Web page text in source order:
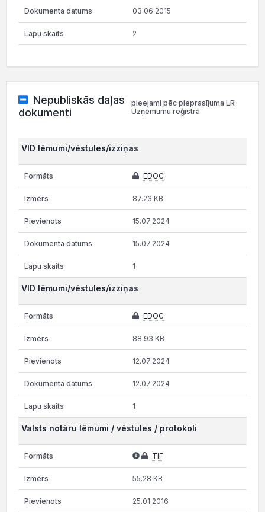
03.06.2015
2
Nepubliskās daļas
dokumenti
pieejami pēc pieprasījuma LR
Uzņēmumu reģistrā
VID lēmumi/vēstules/izziņas
EDOC
87.23 KB
15.07.2024
15.07.2024
1
VID lēmumi/vēstules/izziņas
EDOC
88.93 KB
12.07.2024
12.07.2024
1
Valsts notāru lēmumi / vēstules / protokoli
TIF
55.28 KB
25.01.2016